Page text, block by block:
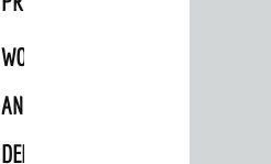
WOHNBEBAUUNG
AN
DER